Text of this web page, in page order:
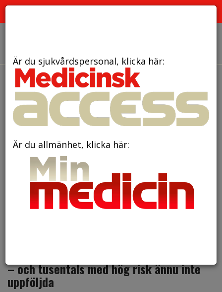
– och tusentals med hög risk ännu inte
uppföljda
Är du sjukvårdspersonal, klicka här:
Är du allmänhet, klicka här: